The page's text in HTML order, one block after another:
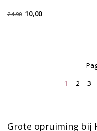
24,90 10,00
1 2 3
Grote opruiming bij